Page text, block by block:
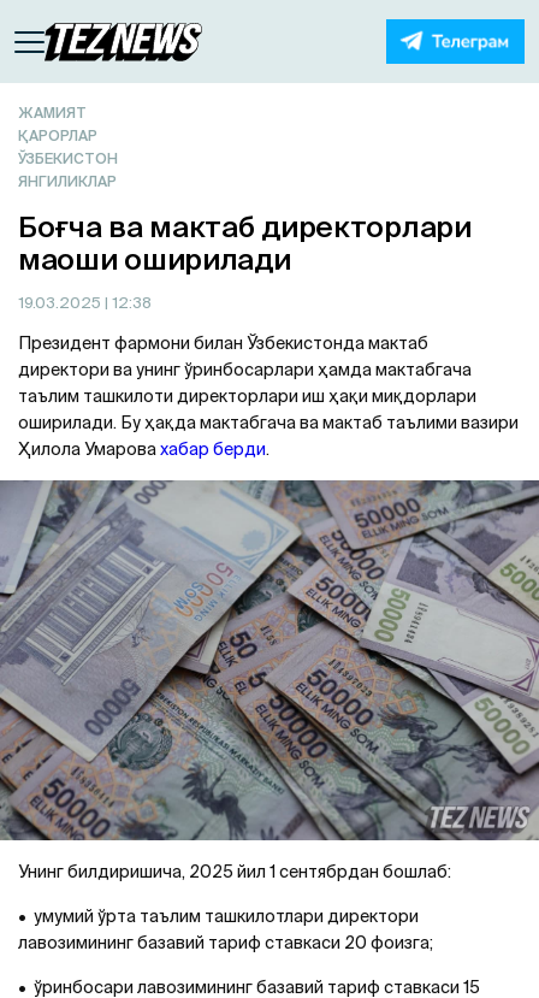
ЖАМИЯТ
ҚАРОРЛАР
ЎЗБЕКИСТОН
ЯНГИЛИКЛАР
Боғча ва мактаб директорлари
маоши оширилади
19.03.2025 | 12:38
Президент фармони билан Ўзбекистонда мактаб
директори ва унинг ўринбосарлари ҳамда мактабгача
таълим ташкилоти директорлари иш ҳақи миқдорлари
оширилади. Бу ҳақда мактабгача ва мактаб таълими вазири
Ҳилола Умаровахабар берди.
Унинг билдиришича, 2025 йил 1 сентябрдан бошлаб:
• умумий ўрта таълим ташкилотлари директори
лавозимининг базавий тариф ставкаси 20 фоизга;
• ўринбосари лавозимининг базавий тариф ставкаси 15